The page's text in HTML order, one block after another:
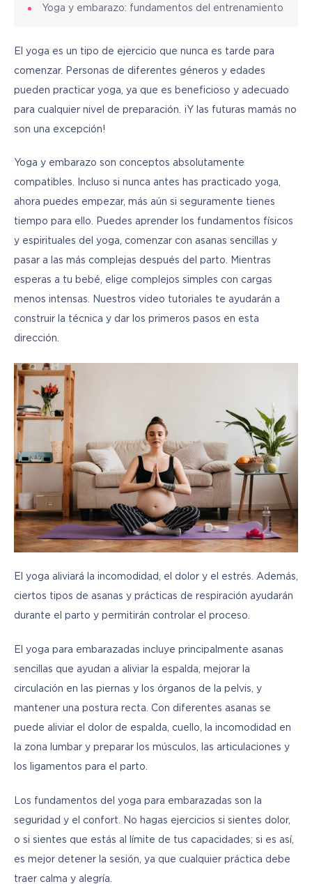
Yoga y embarazo: fundamentos del entrenamiento
El yoga es un tipo de ejercicio que nunca es tarde para
comenzar. Personas de diferentes géneros y edades
pueden practicar yoga, ya que es beneficioso y adecuado
para cualquier nivel de preparación. ¡Y las futuras mamás no
son una excepción!
Yoga y embarazo son conceptos absolutamente
compatibles. Incluso si nunca antes has practicado yoga,
ahora puedes empezar, más aún si seguramente tienes
tiempo para ello. Puedes aprender los fundamentos físicos
y espirituales del yoga, comenzar con asanas sencillas y
pasar a las más complejas después del parto. Mientras
esperas a tu bebé, elige complejos simples con cargas
menos intensas. Nuestros video tutoriales te ayudarán a
construir la técnica y dar los primeros pasos en esta
dirección.
El yoga aliviará la incomodidad, el dolor y el estrés. Además,
ciertos tipos de asanas y prácticas de respiración ayudarán
durante el parto y permitirán controlar el proceso.
El yoga para embarazadas incluye principalmente asanas
sencillas que ayudan a aliviar la espalda, mejorar la
circulación en las piernas y los órganos de la pelvis, y
mantener una postura recta. Con diferentes asanas se
puede aliviar el dolor de espalda, cuello, la incomodidad en
la zona lumbar y preparar los músculos, las articulaciones y
los ligamentos para el parto.
Los fundamentos del yoga para embarazadas son la
seguridad y el confort. No hagas ejercicios si sientes dolor,
o si sientes que estás al límite de tus capacidades; si es así,
es mejor detener la sesión, ya que cualquier práctica debe
traer calma y alegría.